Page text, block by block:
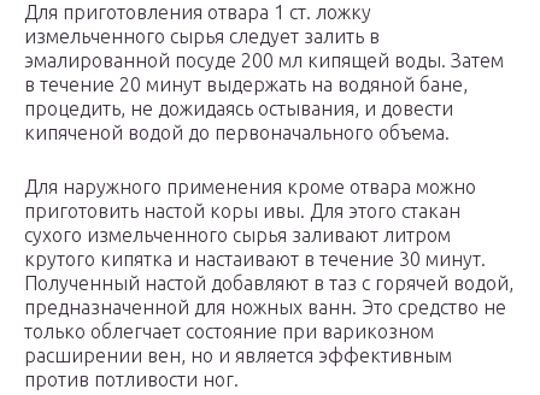
Для приготовления отвара 1 ст. ложку
измельченного сырья следует залить в
эмалированной посуде 200 мл кипящей воды. Затем
в течение 20 минут выдержать на водяной бане,
процедить, не дожидаясь остывания, и довести
кипяченой водой до первоначального объема.
Для наружного применения кроме отвара можно
приготовить настой коры ивы. Для этого стакан
сухого измельченного сырья заливают литром
крутого кипятка и настаивают в течение 30 минут.
Полученный настой добавляют в таз с горячей водой,
предназначенной для ножных ванн. Это средство не
только облегчает состояние при варикозном
расширении вен, но и является эффективным
против потливости ног.